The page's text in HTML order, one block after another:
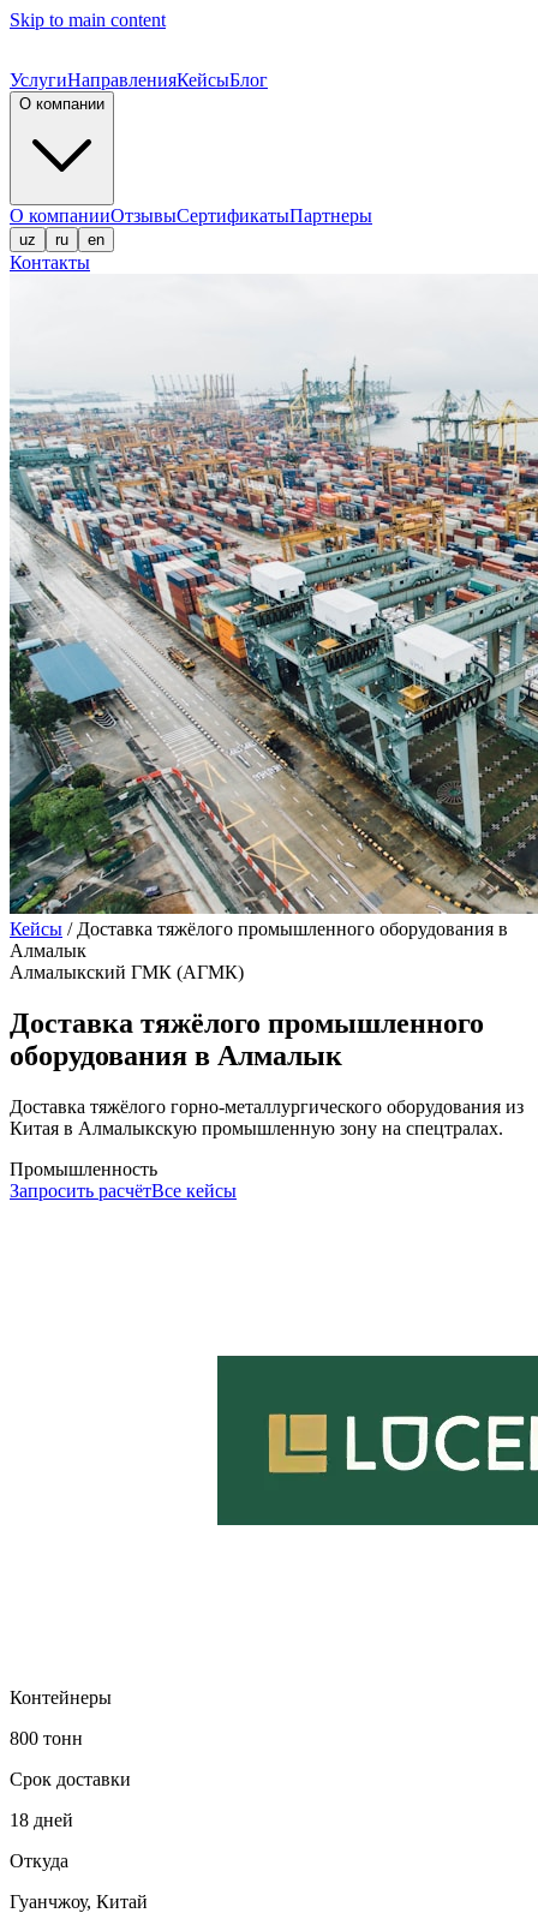
Skip to main content
УслугиНаправленияКейсыБлог
О компании
О компанииОтзывыСертификатыПартнеры
uz ru en
Контакты
Кейсы / Доставка тяжёлого промышленного оборудования в
Алмалык
Алмалыкский ГМК (АГМК)
Доставка тяжёлого промышленного
оборудования в Алмалык
Доставка тяжёлого горно-металлургического оборудования из
Китая в Алмалыкскую промышленную зону на спецтралах.
Промышленность
Запросить расчётВсе кейсы
Контейнеры
800 тонн
Срок доставки
18 дней
Откуда
Гуанчжоу, Китай